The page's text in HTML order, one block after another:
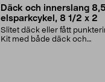
Däck och innerslang
elsparkcykel, 8 1/2 x 2
Slitet däck eller fått
Kit med både däck och